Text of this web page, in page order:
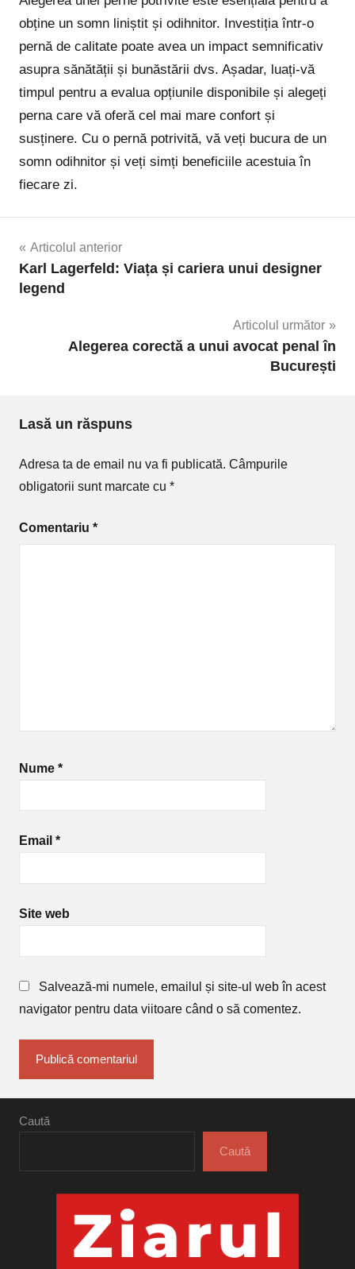
obține un somn liniștit și odihnitor. Investiția într-o
pernă de calitate poate avea un impact semnificativ
asupra sănătății și bunăstării dvs. Așadar, luați-vă
timpul pentru a evalua opțiunile disponibile și alegeți
perna care vă oferă cel mai mare confort și
susținere. Cu o pernă potrivită, vă veți bucura de un
somn odihnitor și veți simți beneficiile acestuia în
fiecare zi.
Navigare
în
Articolul anterior
Karl Lagerfeld: Viața și cariera unui designer
legend
Articolul următor
Alegerea corectă a unui avocat penal în
București
Lasă un răspuns
Adresa ta de email nu va fi publicată. Câmpurile
obligatorii sunt marcate cu *
Comentariu *
Nume *
Email *
Site web
Salvează-mi numele, emailul și site-ul web în acest
navigator pentru data viitoare când o să comentez.
Caută
Caută